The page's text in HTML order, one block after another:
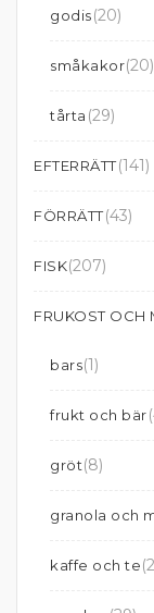
godis(20)
småkakor(20)
tårta (29)
EFTERRÄTT(141)
FÖRRÄTT(43)
FISK(207)
FRUKOST OCH
bars(1)
frukt och bär
gröt(8)
granola och
kaffe och te